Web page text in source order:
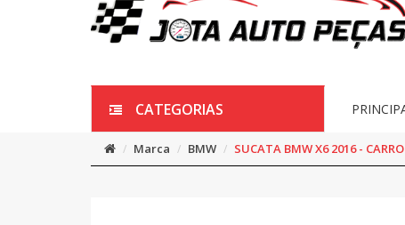
CATEGORIAS
Marca BMW SUCATA BMW X6 2016 -